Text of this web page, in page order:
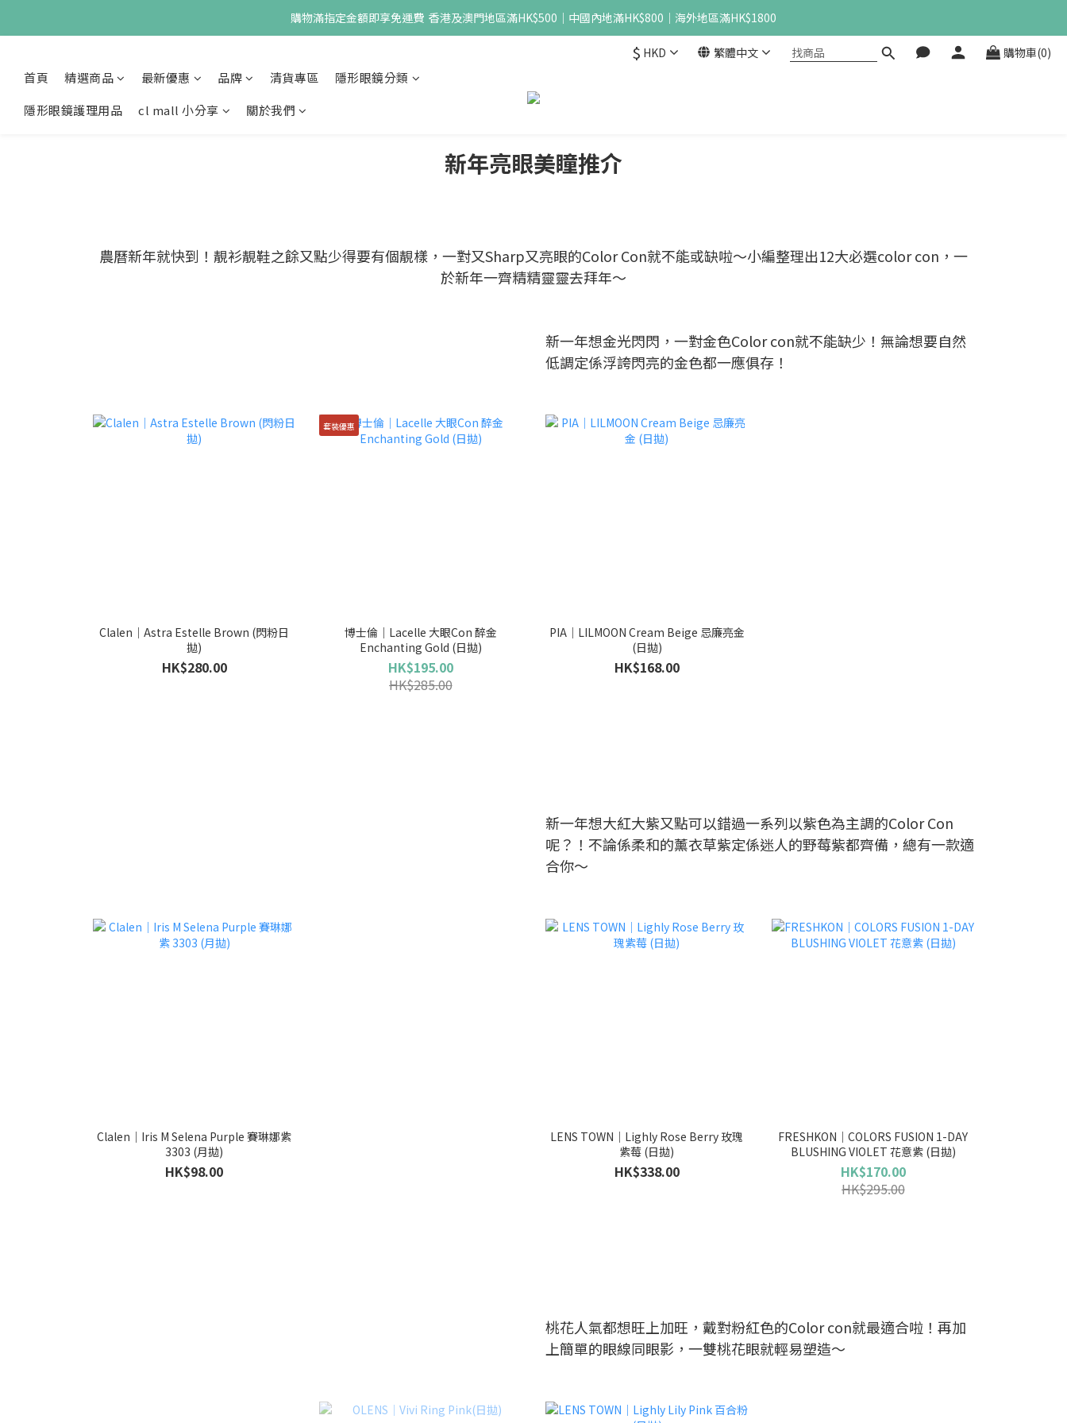
購物滿指定金額即享免運費  香港及澳門地區滿HK$500｜中國內地滿HK$800｜海外地區滿HK$1800
$ HKD 繁體中文 購物車(0)
首頁 精選商品 最新優惠 品牌 清貨專區
隱形眼鏡分類
隱形眼鏡護理用品
cl mall 小分享 關於我們
新年亮眼美瞳推介
農曆新年就快到！靚衫靚鞋之餘又點少得要有個靚樣，一對又Sharp又亮眼的Color Con就不能或缺啦～小編整理出12大必選color con，一
於新年一齊精精靈靈去拜年～
新一年想金光閃閃，一對金色Color con就不能缺少！無論想要自然
低調定係浮誇閃亮的金色都一應俱存！
Clalen｜Astra Estelle Brown (閃粉日
拋)
HK$280.00
套裝優惠
博士倫｜Lacelle 大眼Con 醉金
Enchanting Gold (日拋)
HK$195.00
HK$285.00
PIA｜LILMOON Cream Beige 忌廉亮金
(日拋)
HK$168.00
新一年想大紅大紫又點可以錯過一系列以紫色為主調的Color Con
呢？！不論係柔和的薰衣草紫定係迷人的野莓紫都齊備，總有一款適
合你～
Clalen｜Iris M Selena Purple 賽琳娜紫
3303 (月拋)
HK$98.00
LENS TOWN｜Lighly Rose Berry 玫瑰
紫莓 (日拋)
HK$338.00
FRESHKON｜COLORS FUSION 1-DAY
BLUSHING VIOLET 花意紫 (日拋)
HK$170.00
HK$295.00
桃花人氣都想旺上加旺，戴對粉紅色的Color con就最適合啦！再加
上簡單的眼線同眼影，一雙桃花眼就輕易塑造～